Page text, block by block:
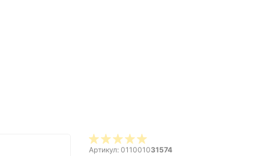
Артикул: 011001031574